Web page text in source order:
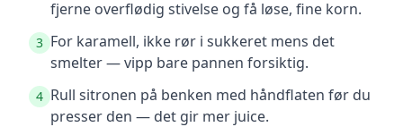
fjerne overflødig stivelse og få løse, fine korn.
3 For karamell, ikke rør i sukkeret mens det
smelter — vipp bare pannen forsiktig.
4 Rull sitronen på benken med håndflaten før du
presser den — det gir mer juice.